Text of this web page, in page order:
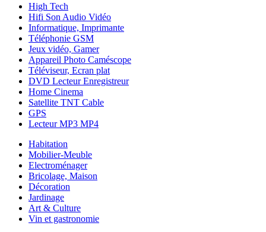
High Tech
Hifi Son Audio Vidéo
Informatique, Imprimante
Téléphonie GSM
Jeux vidéo, Gamer
Appareil Photo Caméscope
Téléviseur, Ecran plat
DVD Lecteur Enregistreur
Home Cinema
Satellite TNT Cable
GPS
Lecteur MP3 MP4
Habitation
Mobilier-Meuble
Electroménager
Bricolage, Maison
Décoration
Jardinage
Art & Culture
Vin et gastronomie